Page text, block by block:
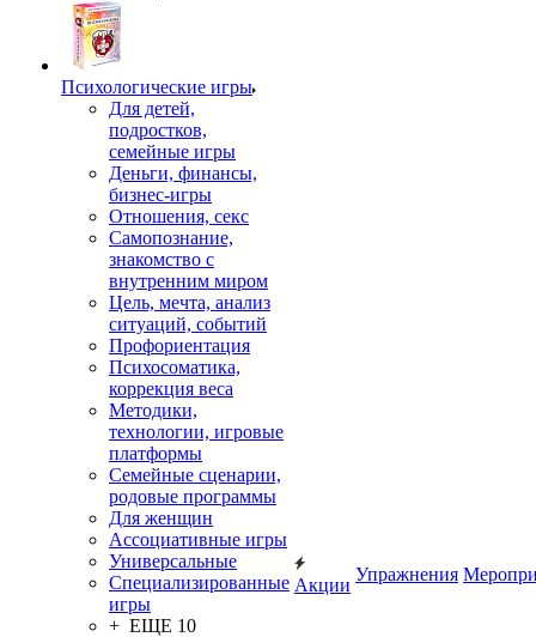
Психологические игры
Для детей,
подростков,
семейные игры
Деньги, финансы,
бизнес-игры
Отношения, секс
Самопознание,
знакомство с
внутренним миром
Цель, мечта, анализ
ситуаций, событий
Профориентация
Психосоматика,
коррекция веса
Методики,
технологии, игровые
платформы
Семейные сценарии,
родовые программы
Для женщин
Ассоциативные игры
Универсальные
Специализированные
игры
+ ЕЩЕ 10
Акции
Упражнения